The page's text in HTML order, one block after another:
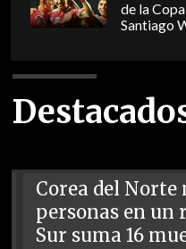
de la
Santiago
Corea del Norte
personas en un
Sur suma 16